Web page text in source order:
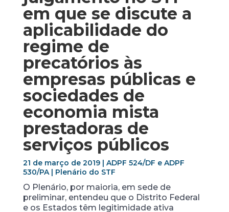
em que se discute a
aplicabilidade do
regime de
precatórios às
empresas públicas e
sociedades de
economia mista
prestadoras de
serviços públicos
21 de março de 2019 | ADPF 524/DF e ADPF
530/PA | Plenário do STF
O Plenário, por maioria, em sede de
preliminar, entendeu que o Distrito Federal
e os Estados têm legitimidade ativa